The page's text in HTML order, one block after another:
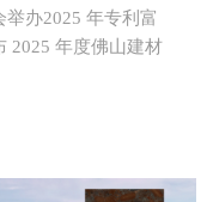
办2025 年专利富
2025 年度佛山建材
建材类行业专利发展
全链条建设成果。自